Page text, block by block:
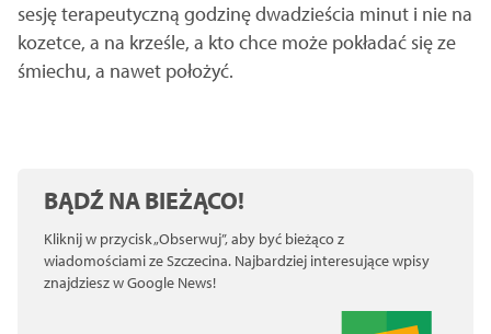
sesję terapeutyczną godzinę dwadzieścia minut i nie na
kozetce, a na krześle, a kto chce może pokładać się ze
śmiechu, a nawet położyć.
BĄDŹ NA BIEŻĄCO!
Kliknij w przycisk „Obserwuj”, aby być bieżąco z
wiadomościami ze Szczecina. Najbardziej interesujące wpisy
znajdziesz w Google News!